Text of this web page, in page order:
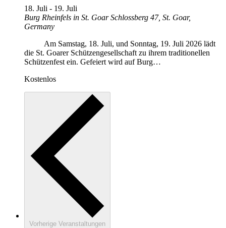
18. Juli - 19. Juli
Burg Rheinfels in St. GoarSchlossberg 47, St. Goar,
Germany
Am Samstag, 18. Juli, und Sonntag, 19. Juli 2026 lädt
die St. Goarer Schützengesellschaft zu ihrem traditionellen
Schützenfest ein. Gefeiert wird auf Burg…
Kostenlos
Vorherige Veranstaltungen